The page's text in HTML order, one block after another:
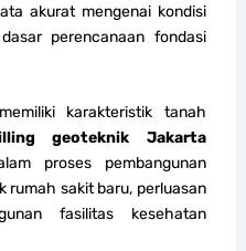
akurat mengenai kondisi
perencanaan fondasi
karakteristik tanah
geoteknik Jakarta
proses pembangunan
rumah sakit baru, perluasan
fasilitas kesehatan